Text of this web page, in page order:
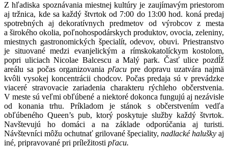
Z hľadiska spoznávania miestnej kultúry je zaujímavým priestorom
aj tržnica, kde sa každý štvrtok od 7:00 do 13:00 hod. koná predaj
spotrebných aj dekoratívnych predmetov od výrobcov z mesta
a širokého okolia, poľnohospodárskych produktov, ovocia, zeleniny,
miestnych gastronomických špecialít, odevov, obuvi. Priestranstvo
je situované medzi evanjelickým a rímskokatolíckym kostolom,
popri uliciach Nicolae Balcescu a Malý park. Časť ulice pozdĺž
areálu sa počas organizovania pľacu pre dopravu uzatvára najmä
kvôli vysokej koncentrácii chodcov. Počas predaja sú v prevádzke
viaceré stravovacie zariadenia charakteru rýchleho občerstvenia.
V meste sú veľmi obľúbené a niektoré dokonca fungujú aj nezávisle
od konania trhu. Príkladom je stánok s občerstvením vedľa
obľúbeného Queen’s pub, ktorý poskytuje služby každý štvrtok.
Navštevujú ho domáci a na základe odporúčania aj turisti.
Návštevníci môžu ochutnať grilované špeciality, nadlacké halušky aj
iné, pripravované pri príležitosti pľacu.